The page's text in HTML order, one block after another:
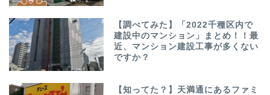
【調べてみた】「2022千種区内で
建設中のマンション」まとめ！！最
近、マンション建設工事が多くない
ですか？
【知ってた？】天満通にあるファミ